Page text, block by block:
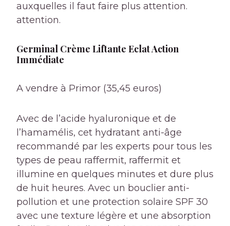
auxquelles il faut faire plus attention.
attention.
Germinal Crème Liftante Eclat Action
Immédiate
A vendre à Primor (35,45 euros)
Avec de l’acide hyaluronique et de
l’hamamélis, cet hydratant anti-âge
recommandé par les experts pour tous les
types de peau raffermit, raffermit et
illumine en quelques minutes et dure plus
de huit heures. Avec un bouclier anti-
pollution et une protection solaire SPF 30
avec une texture légère et une absorption